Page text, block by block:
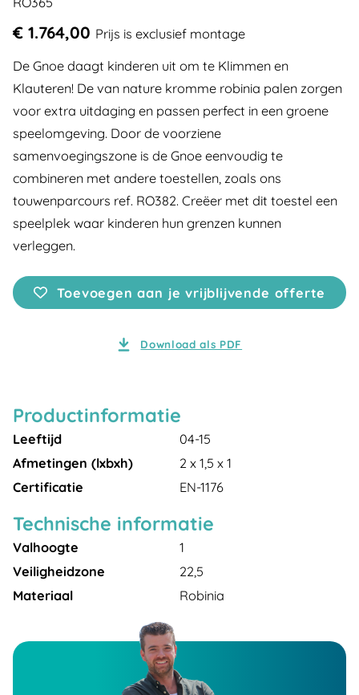
€ 1.764,00 Prijs is exclusief montage
De Gnoe daagt kinderen uit om te Klimmen en
Klauteren! De van nature kromme robinia palen zorgen
voor extra uitdaging en passen perfect in een groene
speelomgeving. Door de voorziene
samenvoegingszone is de Gnoe eenvoudig te
combineren met andere toestellen, zoals ons
touwenparcours ref. RO382. Creëer met dit toestel een
speelplek waar kinderen hun grenzen kunnen
verleggen.
Toevoegen aan je vrijblijvende offerte
Download als PDF
Productinformatie
Leeftijd
04-15
Afmetingen (lxbxh)
2 x 1,5 x 1
Certificatie
EN-1176
Technische informatie
Valhoogte
1
Veiligheidzone
22,5
Materiaal
Robinia